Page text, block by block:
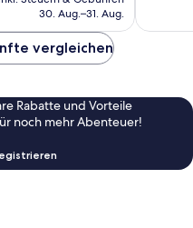
beträgt
30. Aug.–31. Aug.
vergleichen
Rabatte und Vorteile
noch mehr Abenteuer!